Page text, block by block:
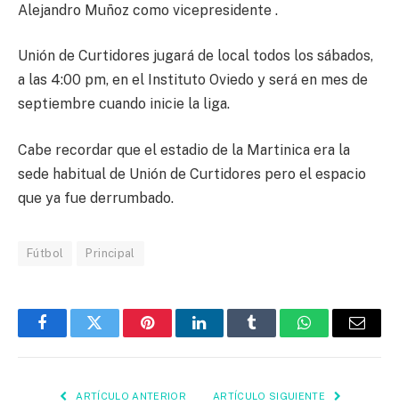
Alejandro Muñoz como vicepresidente .
Unión de Curtidores jugará de local todos los sábados,
a las 4:00 pm, en el Instituto Oviedo y será en mes de
septiembre cuando inicie la liga.
Cabe recordar que el estadio de la Martinica era la
sede habitual de Unión de Curtidores pero el espacio
que ya fue derrumbado.
Fútbol Principal
FacebookTwitter PinterestLinkedInTumblr WhatsAppEmail
ARTÍCULO ANTERIOR ARTÍCULO SIGUIENTE